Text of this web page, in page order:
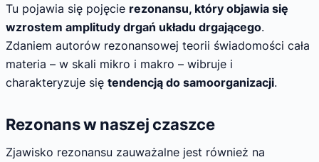
Tu pojawia się pojęcie rezonansu, który objawia się
wzrostem amplitudy drgań układu drgającego.
Zdaniem autorów rezonansowej teorii świadomości cała
materia – w skali mikro i makro – wibruje i
charakteryzuje się tendencją do samoorganizacji.
Rezonans w naszej czaszce
Zjawisko rezonansu zauważalne jest również na